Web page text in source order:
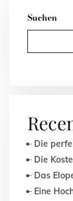
Suchen
Die
Die
Das
Eine